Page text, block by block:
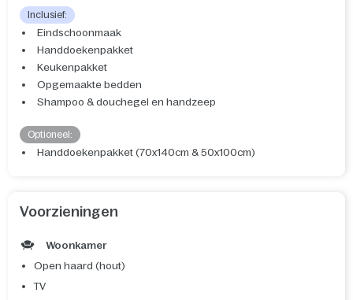
Inclusief:
Eindschoonmaak
Handdoekenpakket
Keukenpakket
Opgemaakte bedden
Shampoo & douchegel en handzeep
Optioneel:
Handdoekenpakket (70x140cm & 50x100cm)
Voorzieningen
Woonkamer
Open haard (hout)
TV